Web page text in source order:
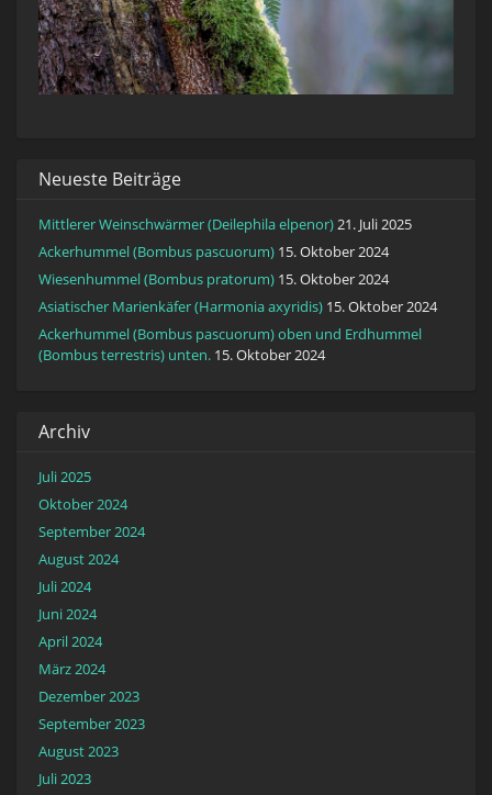
Neueste Beiträge
Mittlerer Weinschwärmer (Deilephila elpenor)21. Juli 2025
Ackerhummel (Bombus pascuorum) 15. Oktober 2024
Wiesenhummel (Bombus pratorum) 15. Oktober 2024
Asiatischer Marienkäfer (Harmonia axyridis) 15. Oktober 2024
Ackerhummel (Bombus pascuorum) oben und Erdhummel
(Bombus terrestris) unten. 15. Oktober 2024
Archiv
Juli 2025
Oktober 2024
September 2024
August 2024
Juli 2024
Juni 2024
April 2024
März 2024
Dezember 2023
September 2023
August 2023
Juli 2023